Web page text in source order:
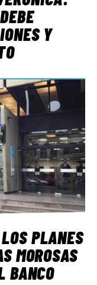
Y
PLANES
MOROSAS
BANCO